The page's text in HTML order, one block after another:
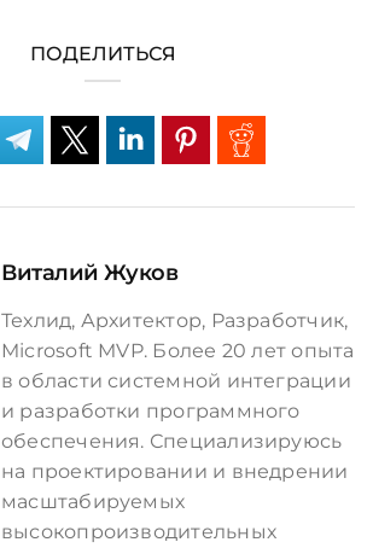
ПОДЕЛИТЬСЯ
Виталий Жуков
Техлид, Архитектор, Разработчик,
Microsoft MVP. Более 20 лет опыта
в области системной интеграции
и разработки программного
обеспечения. Специализируюсь
на проектировании и внедрении
масштабируемых
высокопроизводительных